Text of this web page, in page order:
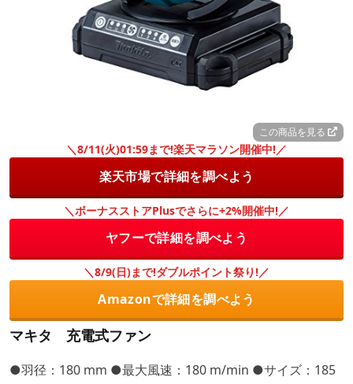
この商品を見る
＼8/11(火)01:59まで!楽天マラソン開催中!／
楽天市場で詳細を調べよう
＼ボーナスストアPlusでさらに+2%開催中!／
ヤフーで詳細を調べよう
＼8/9(日)まで!ダブルポイント祭り!／
Amazonで詳細を調べよう
マキタ 充電式ファン
●羽径：180 mm ●最大風速：180 m/min ●サイズ：185